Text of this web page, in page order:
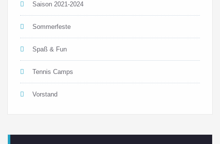
Saison 2021-2024
Sommerfeste
Spaß & Fun
Tennis Camps
Vorstand